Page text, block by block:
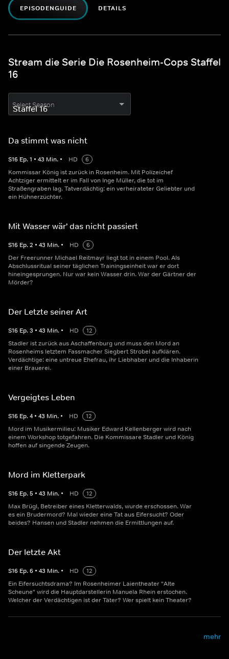
EPISODENGUIDE DETAILS
Stream die Serie Die Rosenheim-Cops Staffel
16
Select Season
Da stimmt was nicht
S16 Ep.1 • 43 Min. • HD
6
Kommissar König ist zurück in Rosenheim. Mit Polizeichef
Achtziger ermittelt er im Fall von Inge Müller, die tot im
Straßengraben lag. Tatverdächtig: ein verheirateter Geliebter und
ein Hühnerzüchter.
Mit Wasser wär' das nicht passiert
S16 Ep.2 • 43 Min. • HD
6
Der Freerunner Michael Reitmayr liegt tot in einem Pool. Als
Abschlussritual seiner täglichen Trainingseinheit war er dort
hineingesprungen. Nur war kein Wasser drin. War der Gärtner der
Mörder?
Der Letzte seiner Art
S16 Ep.3 • 43 Min. • HD
12
Stadler ist zurück aus Aschaffenburg und muss den Mord an
Rosenheims letztem Fassmacher Siegbert Strobel aufklären.
Verdächtige: eine untreue Ehefrau, ihr Liebhaber und die Inhaberin
einer Brauerei.
Vergeigtes Leben
S16 Ep.4 • 43 Min. • HD
12
Mord im Musikermilieu: Musiker Edward Kellenberger wird nach
einem Workshop totgefahren. Die Kommissare Stadler und König
hoffen auf singende Zeugen.
Mord im Kletterpark
S16 Ep.5 • 43 Min. • HD
12
Max Brügl, Betreiber eines Kletterwalds, wurde erschossen. War
es ein Brudermord? Mal wieder eine Tat aus Eifersucht? Oder
beides? Hansen und Stadler nehmen die Ermittlungen auf.
Der letzte Akt
S16 Ep.6 • 43 Min. • HD
12
Ein Eifersuchtsdrama? Im Rosenheimer Laientheater "Alte
Scheune" wird die Hauptdarstellerin Manuela Rhein erstochen.
Welcher der Verdächtigen ist der Täter? Wer spielt kein Theater?
mehr